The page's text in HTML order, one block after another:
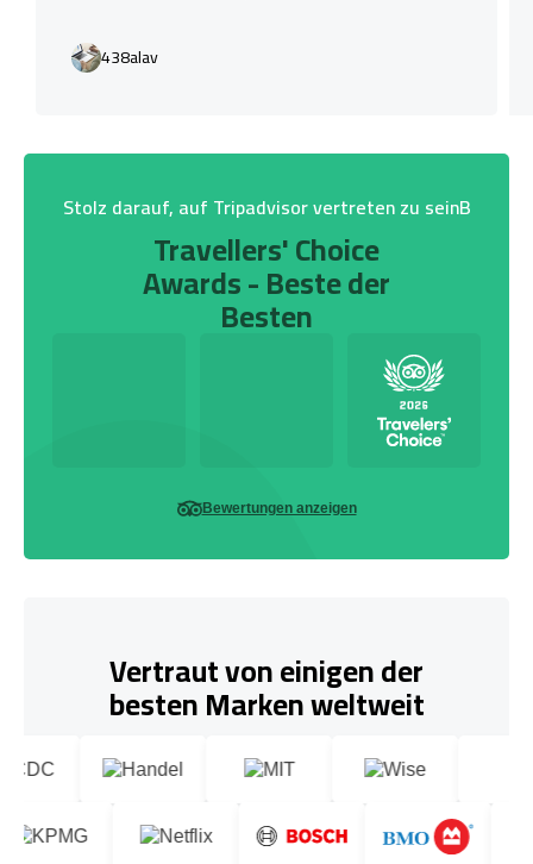
438alav
Stolz darauf, auf Tripadvisor vertreten zu seinB
Travellers' Choice
Awards - Beste der
Besten
Bewertungen anzeigen
Vertraut von einigen der
besten Marken weltweit